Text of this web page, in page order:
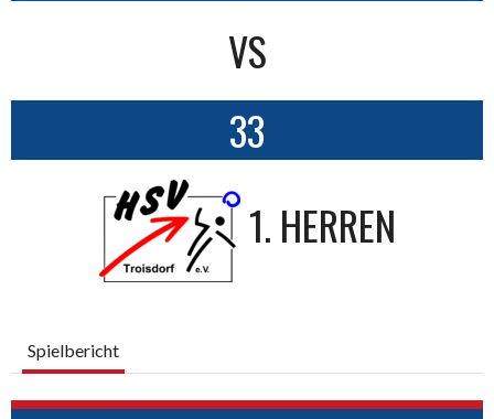
VS
33
1. HERREN
Spielbericht